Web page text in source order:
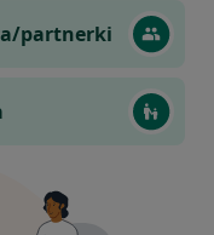
partnerki